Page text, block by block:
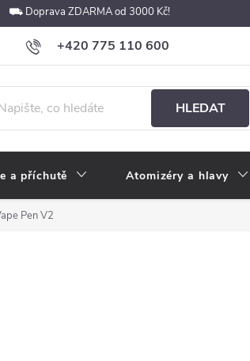
⛟ Doprava ZDARMA od 3000 Kč!
+420 775 110 600
obchod@e-cigarety.cz
ochrany osobních údajů Velkoobchod
HLEDAT
a příchutě Atomizéry a hlavy
Pen V2